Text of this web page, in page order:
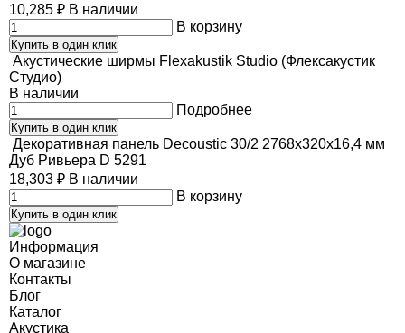
10,285 ₽ В наличии
В корзину
Купить в один клик
Акустические ширмы Flexakustik Studio (Флексакустик
Студио)
В наличии
Подробнее
Купить в один клик
Декоративная панель Decoustic 30/2 2768x320x16,4 мм
Дуб Ривьера D 5291
18,303 ₽ В наличии
В корзину
Купить в один клик
Информация
О магазине
Контакты
Блог
Каталог
Акустика